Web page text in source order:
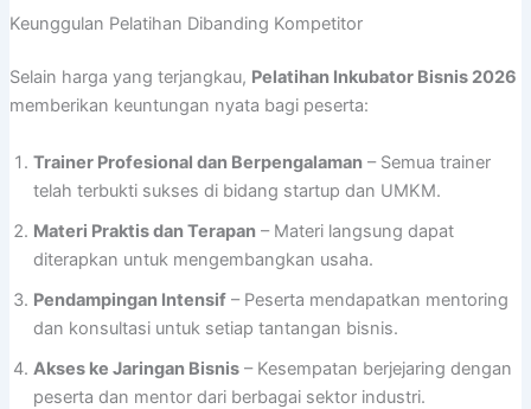
Keunggulan Pelatihan Dibanding Kompetitor
Selain harga yang terjangkau, Pelatihan Inkubator Bisnis 2026
memberikan keuntungan nyata bagi peserta:
Trainer Profesional dan Berpengalaman– Semua trainer
telah terbukti sukses di bidang startup dan UMKM.
Materi Praktis dan Terapan– Materi langsung dapat
diterapkan untuk mengembangkan usaha.
Pendampingan Intensif– Peserta mendapatkan mentoring
dan konsultasi untuk setiap tantangan bisnis.
Akses ke Jaringan Bisnis– Kesempatan berjejaring dengan
peserta dan mentor dari berbagai sektor industri.